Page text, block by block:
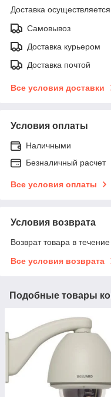
Доставка
Самовывоз
Доставка курьером
Доставка почтой
Все условия доставки
Условия оплаты
Наличными
Безналичный расчет
Все условия оплаты
Условия возврата
Возврат товара в
Все условия возврата
Подобные товары